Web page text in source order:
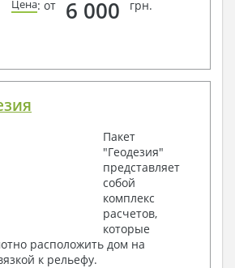
Цена: от 6 000 грн.
Пакет
"Геодезия"
представляет
собой
комплекс
расчетов,
которые
расположить дом на
к рельефу.